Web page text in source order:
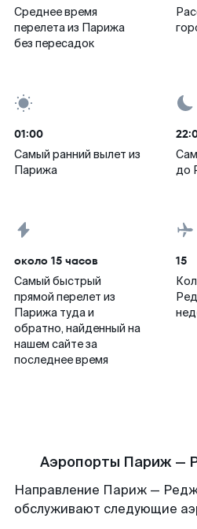
Среднее время
перелета из Парижа
без пересадок
01:00
Самый ранний вылет из
Парижа
до
около 15 часов
Самый быстрый
прямой перелет из
Парижа туда и
обратно, найденный на
нашем сайте за
последнее время
15
Аэропорты Париж —
Направление Париж —
обслуживают следующие